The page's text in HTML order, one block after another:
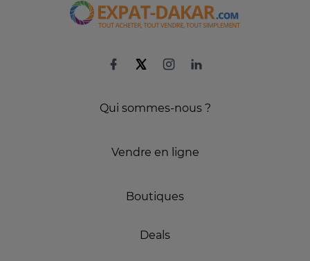
Qui sommes-nous ?
Vendre en ligne
Boutiques
Deals